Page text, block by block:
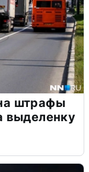
штрафы
выделенку